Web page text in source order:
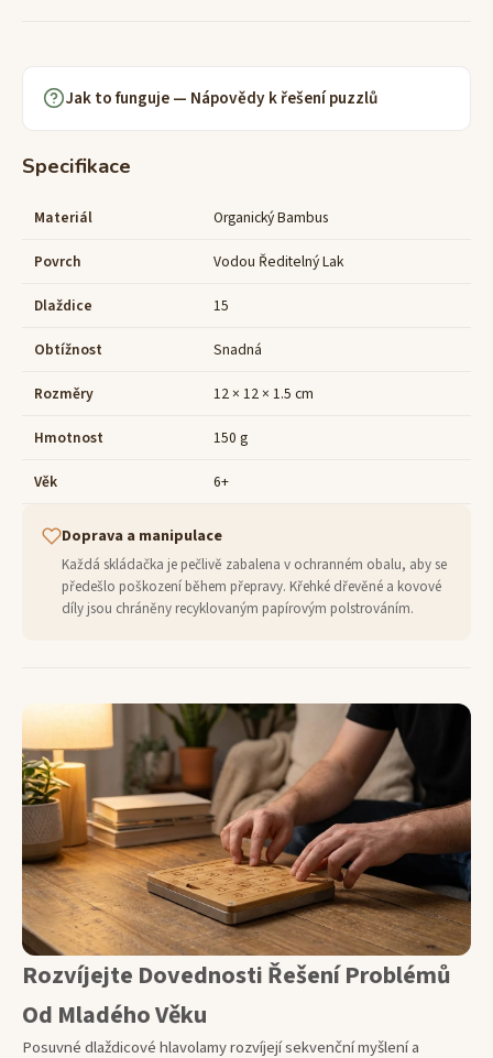
Jak to funguje — Nápovědy k řešení puzzlů
Specifikace
Materiál Organický Bambus
Povrch Vodou Ředitelný Lak
Dlaždice 15
Obtížnost Snadná
Rozměry 12 × 12 × 1.5 cm
Hmotnost 150 g
Věk 6+
Doprava a manipulace
Každá skládačka je pečlivě zabalena v ochranném obalu, aby se
předešlo poškození během přepravy. Křehké dřevěné a kovové
díly jsou chráněny recyklovaným papírovým polstrováním.
Rozvíjejte Dovednosti Řešení Problémů
Od Mladého Věku
Posuvné dlaždicové hlavolamy rozvíjejí sekvenční myšlení a